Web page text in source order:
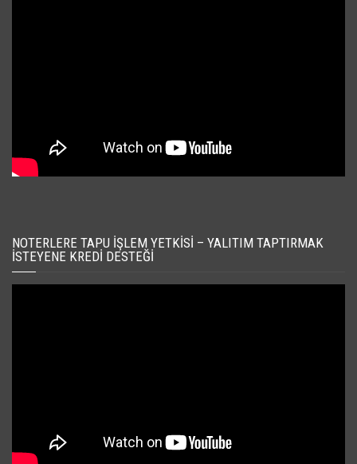
NOTERLERE TAPU İŞLEM YETKISI – YALITIM TAPTIRMAK
İSTEYENE KREDI DESTEĞI